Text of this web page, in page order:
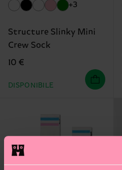
+3
Structure Slinky Mini
Crew Sock
10 €
DISPONIBILE